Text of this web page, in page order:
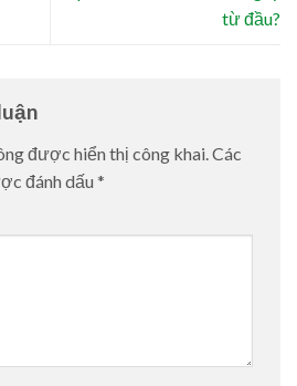
từ đầu?
được hiển thị công khai. Các
đánh dấu *